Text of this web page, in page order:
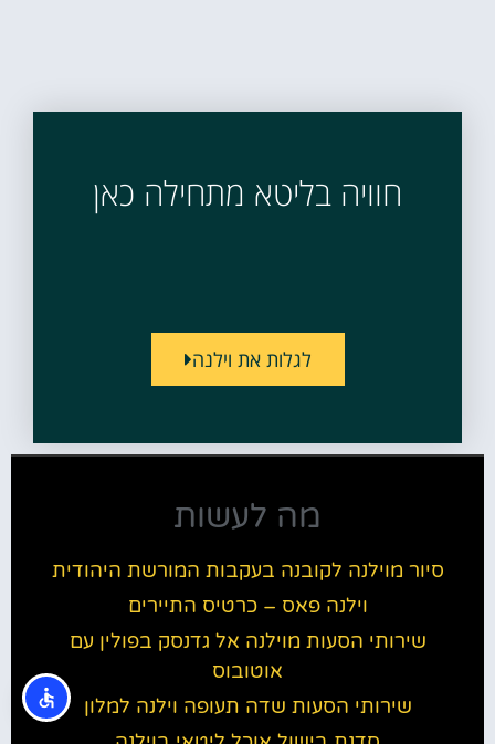
חוויה בליטא מתחילה כאן
לגלות את וילנה
מה לעשות
סיור מוילנה לקובנה בעקבות המורשת היהודית
וילנה פאס – כרטיס התיירים
שירותי הסעות מוילנה אל גדנסק בפולין עם
אוטובוס
שירותי הסעות שדה תעופה וילנה למלון